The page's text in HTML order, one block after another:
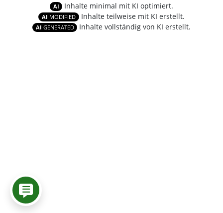
AI Inhalte minimal mit KI optimiert.
AI MODIFIED Inhalte teilweise mit KI erstellt.
AI GENERATED Inhalte vollständig von KI erstellt.